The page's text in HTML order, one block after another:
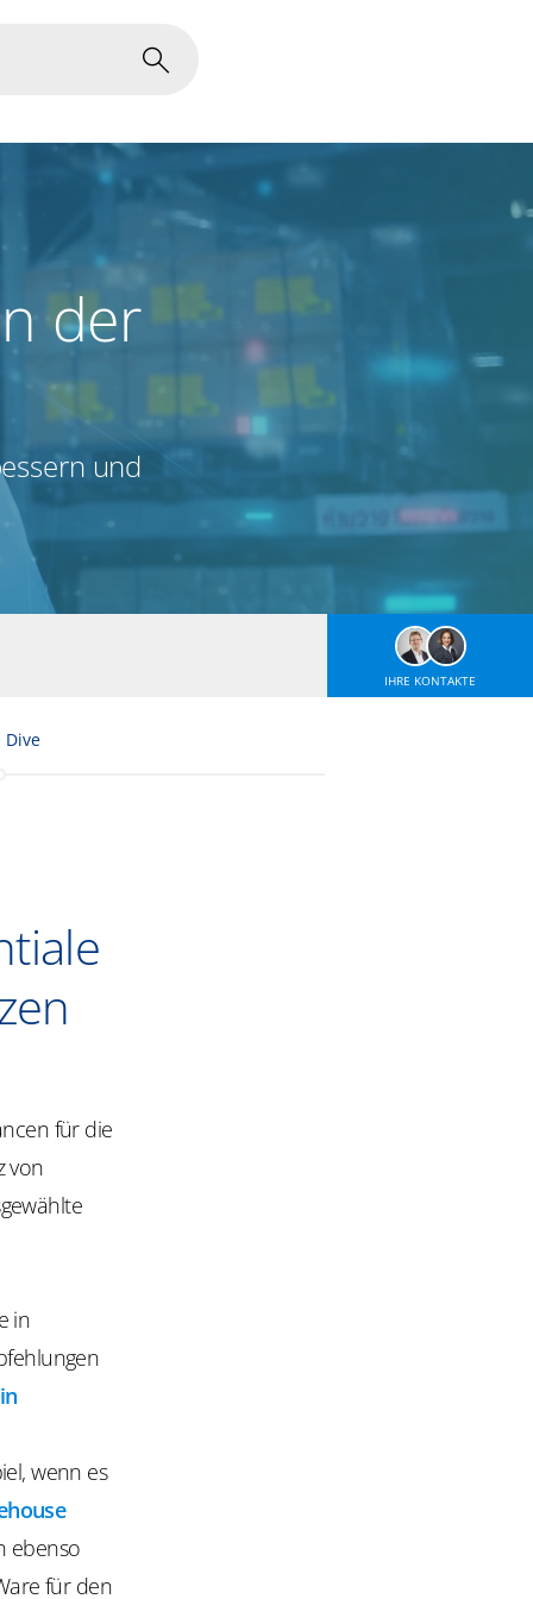
der
und
IHRE KONTAKTE
Dive
für die
von
in
wenn es
ebenso
für den